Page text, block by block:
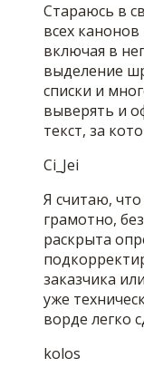
Стараюсь в
всех
включая в
выделение
списки и
выверять и
текст, за
Ci_Jei
Я считаю,
грамотно,
раскрыта
заказчика
уже
ворде легко
kolos